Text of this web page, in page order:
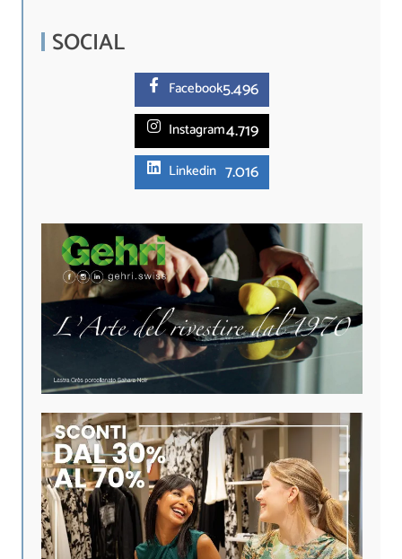
SOCIAL
Facebook5.496
Instagram4.719
Linkedin 7.016